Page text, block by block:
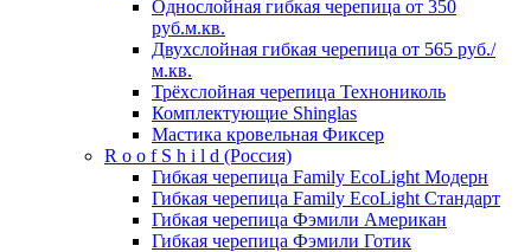
Однослойная гибкая черепица от 350
руб.м.кв.
Двухслойная гибкая черепица от 565 руб./
м.кв.
Трёхслойная черепица Технониколь
Комплектующие Shinglas
Мастика кровельная Фиксер
R o o f S h i l d (Россия)
Гибкая черепица Family ЕсоLight Модерн
Гибкая черепица Family ЕсоLight Стандарт
Гибкая черепица Фэмили Американ
Гибкая черепица Фэмили Готик